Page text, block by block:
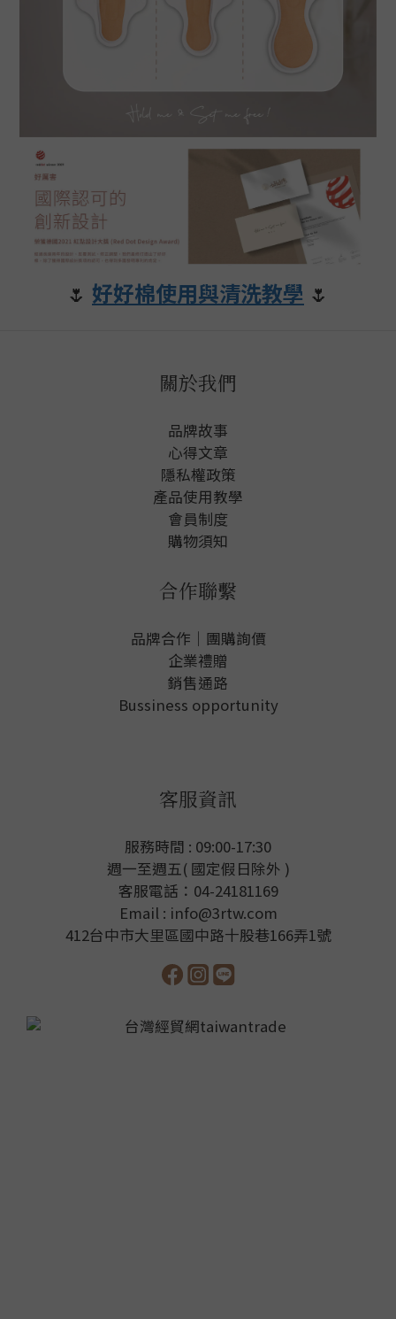
🌷 好好棉使用與清洗教學 🌷
關於我們
品牌故事
心得文章
隱私權政策
產品使用教學
會員制度
購物須知
合作聯繫
品牌合作｜團購詢價
企業禮贈
銷售通路
Bussiness opportunity
客服資訊
服務時間 : 09:00-17:30
週一至週五( 國定假日除外 )
客服電話：04-24181169
Email : info@3rtw.com
412台中市大里區國中路十股巷166弄1號